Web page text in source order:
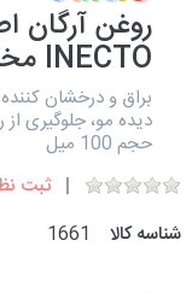
روغن آرگان
INECTO مخصوص مو
براق و درخشان
دیده مو، جلوگیری
حجم 100 میل
ثبت
شناسه کالا
1661